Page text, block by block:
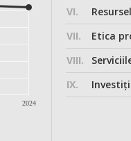
2024
VI.
VII.
Etica
VIII.
IX.
Investițiile,